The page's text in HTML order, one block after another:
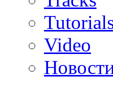
Video